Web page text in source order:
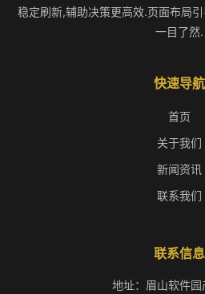
稳定刷新,辅助决策更高效.页面布局
一目了然.
快速导航
首页
关于我们
新闻资讯
联系我们
联系信息
地址：眉山软件园